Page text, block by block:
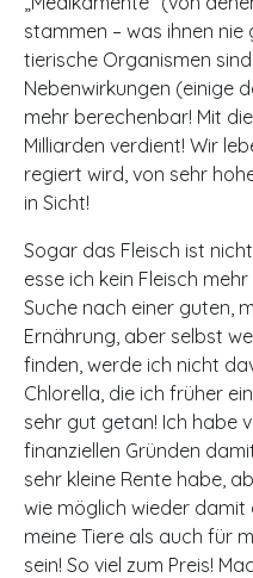
stammen – was ihnen nie
tierische Organismen
Nebenwirkungen (einige
mehr berechenbar! Mit
Milliarden verdient! Wir
regiert wird, von sehr
in Sicht!
Sogar das Fleisch ist
esse ich kein Fleisch
Suche nach einer guten,
Ernährung, aber selbst
finden, werde ich nicht
Chlorella, die ich früher
sehr gut getan! Ich habe
finanziellen Gründen
sehr kleine Rente habe,
wie möglich wieder
meine Tiere als auch für
sein! So viel zum Preis!